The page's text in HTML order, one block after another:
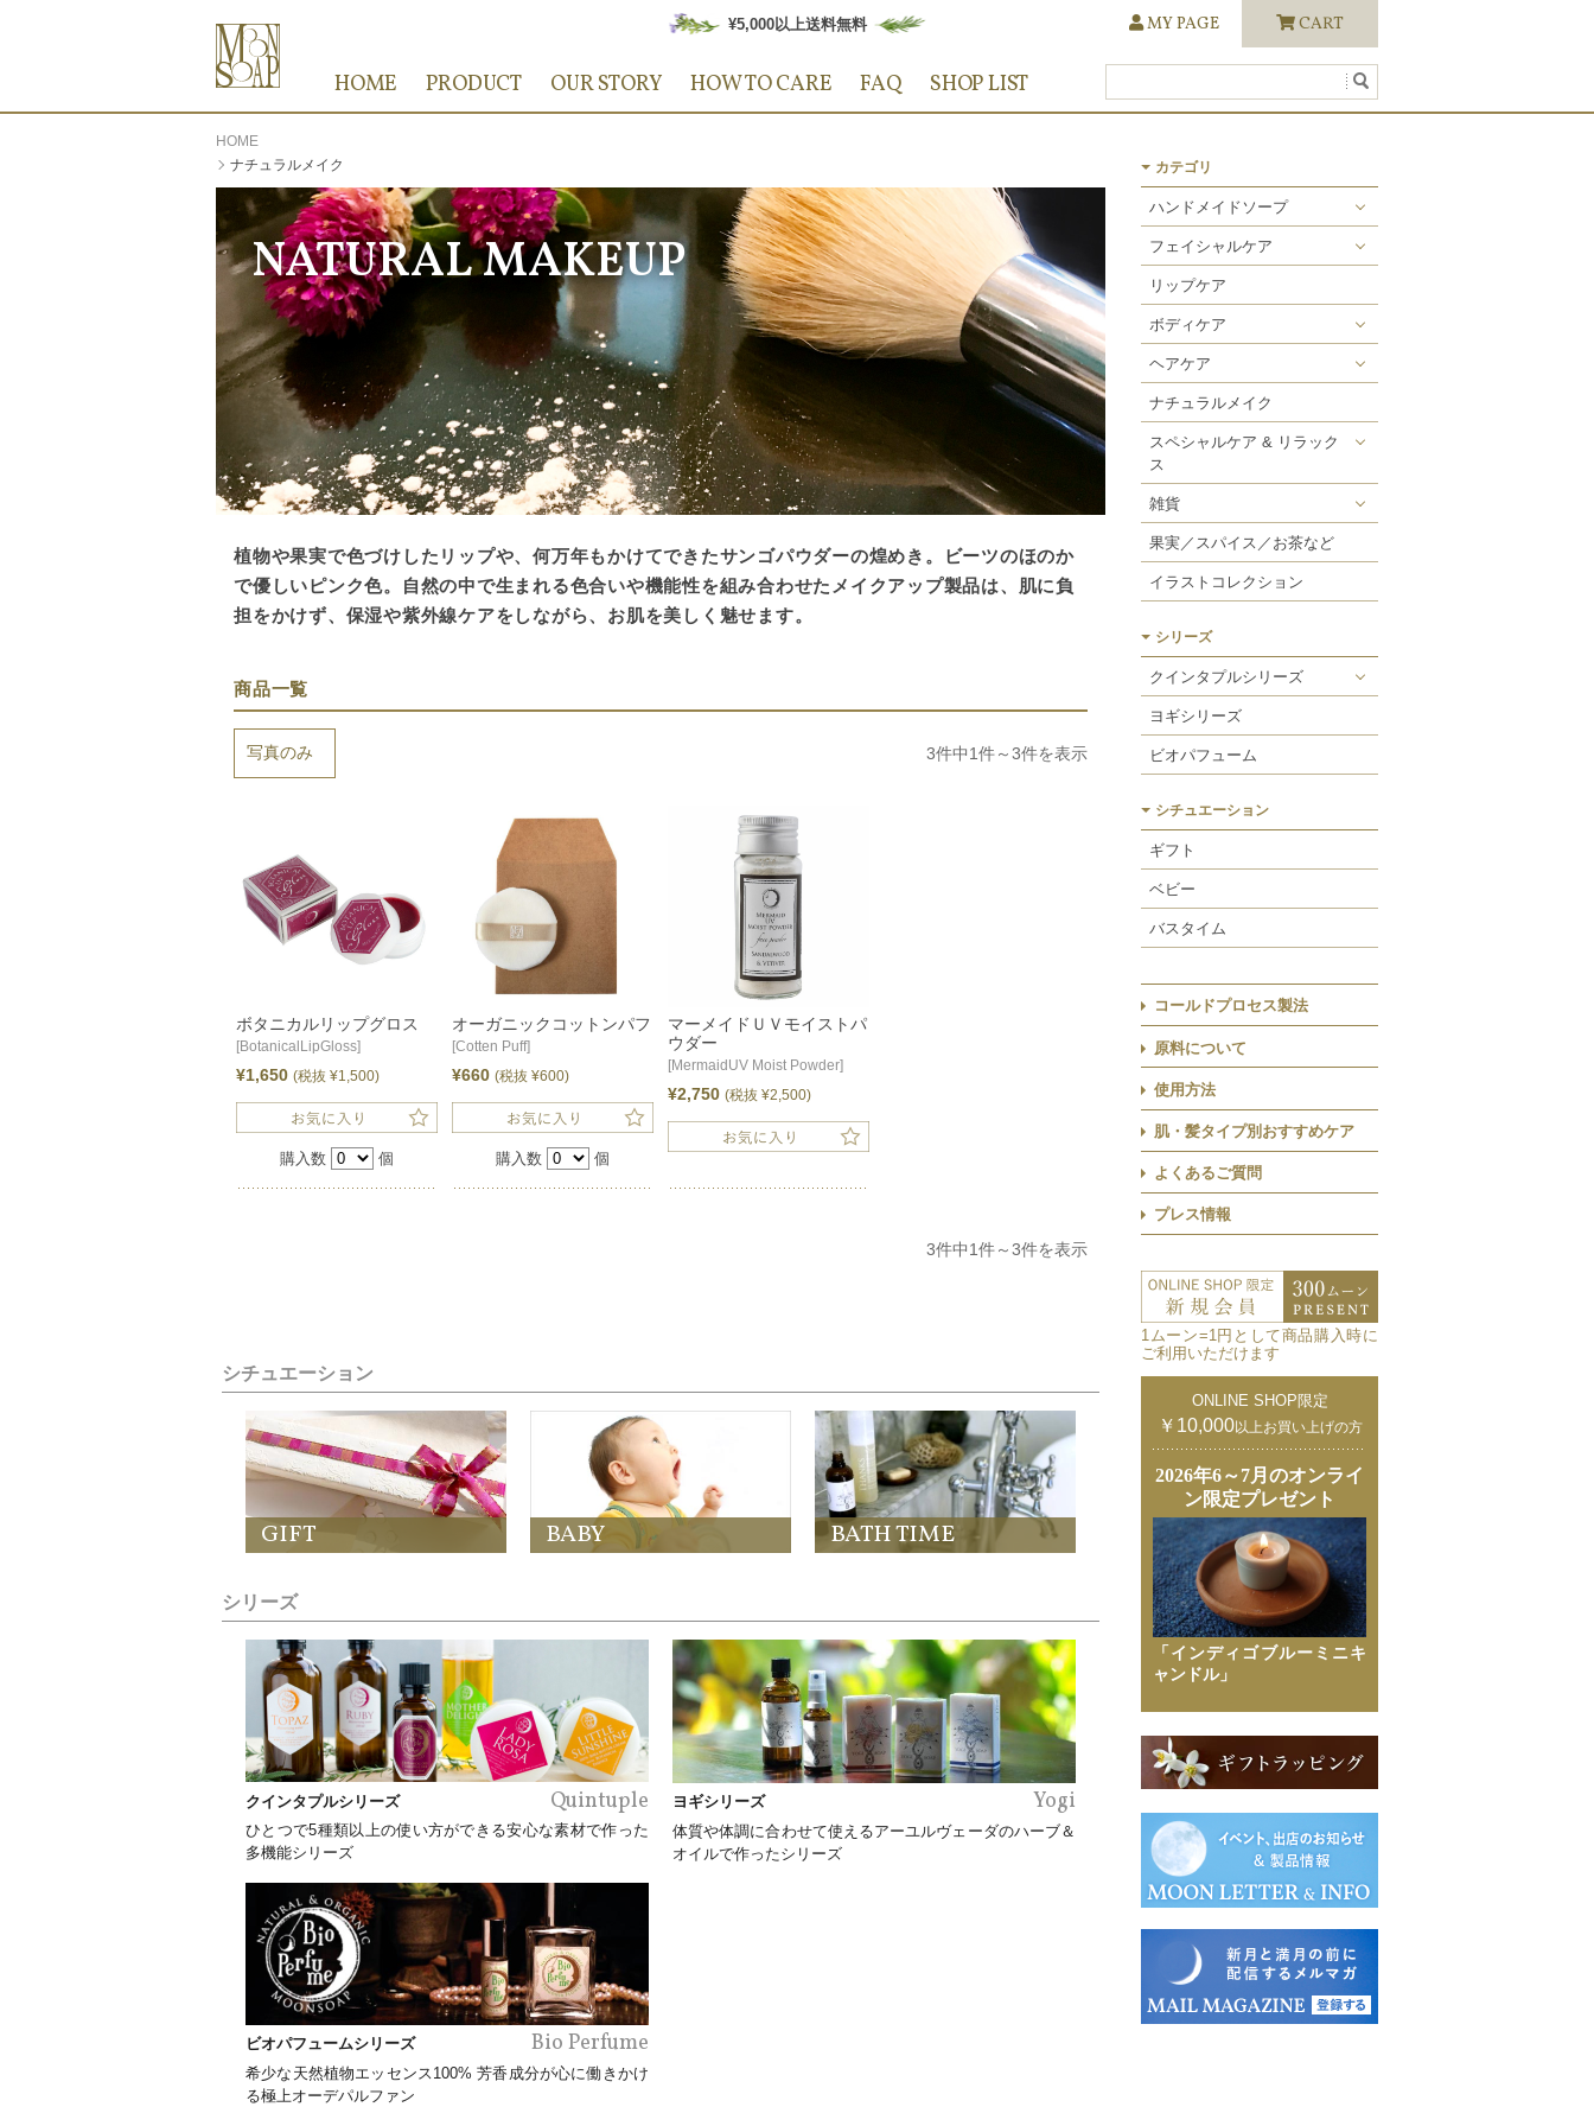
¥5,000以上送料無料 MY PAGE CART
HOME PRODUCT OUR STORY HOW TO CARE FAQ SHOP LIST
HOME
ナチュラルメイク
NATURAL MAKEUP
植物や果実で色づけしたリップや、何万年もかけてできたサンゴパウダーの煌めき。ビーツのほのか
で優しいピンク色。自然の中で生まれる色合いや機能性を組み合わせたメイクアップ製品は、肌に負
担をかけず、保湿や紫外線ケアをしながら、お肌を美しく魅せます。
商品一覧
表示切替：
3件中1件～3件を表示
ボタニカルリップグロス
[BotanicalLipGloss]
¥1,650 (税抜 ¥1,500)
購入数 個
オーガニックコットンパフ
[Cotten Puff]
¥660 (税抜 ¥600)
購入数 個
マーメイドＵＶモイストパ
ウダー
[MermaidUV Moist Powder]
¥2,750 (税抜 ¥2,500)
3件中1件～3件を表示
シチュエーション
GIFT BABY BATH TIME
シリーズ
クインタプルシリーズ Quintuple
ひとつで5種類以上の使い方ができる安心な素材で作った
多機能シリーズ
ヨギシリーズ Yogi
体質や体調に合わせて使えるアーユルヴェーダのハーブ＆
オイルで作ったシリーズ
ビオパフュームシリーズ Bio Perfume
希少な天然植物エッセンス100% 芳香成分が心に働きかけ
る極上オーデパルファン
カテゴリ
ハンドメイドソープ
ワールドソープ
ヨギソープ
石けんシャンプー
フェイシャルケア
化粧水／美容オイル
保湿・保護クリーム
リップケア
ボディケア
ボディオイル
ヘアケア
石けんシャンプー
ヘアトリートメント
ヘアスタイリング
ナチュラルメイク
スペシャルケア & リラック
ス
入浴剤
スペシャルケア
リフレッシュケア
ワックスサシェ
雑貨
リラックスグッズ
ケアキット
タオル
ヒマラヤンネトル
果実／スパイス／お茶など
イラストコレクション
シリーズ
クインタプルシリーズ
ウォーター
ミスト
ヴェール
バリア
エアリーオイル
ヨギシリーズ
ビオパフューム
シチュエーション
ギフト
ベビー
バスタイム
コールドプロセス製法
原料について
使用方法
肌・髪タイプ別おすすめケア
よくあるご質問
プレス情報
1ムーン=1円として商品購入時に
ご利用いただけます
ONLINE SHOP限定
￥10,000以上お買い上げの方
2026年6～7月のオンライ
ン限定プレゼント
「インディゴブルーミニキ
ャンドル」